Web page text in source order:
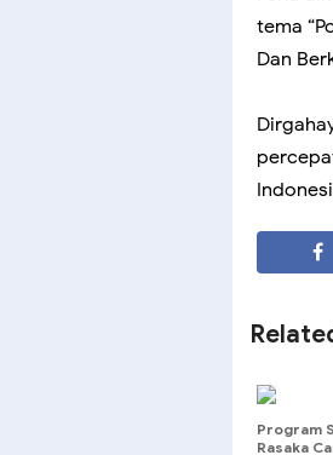
tema
Dan
Program
Rasaka